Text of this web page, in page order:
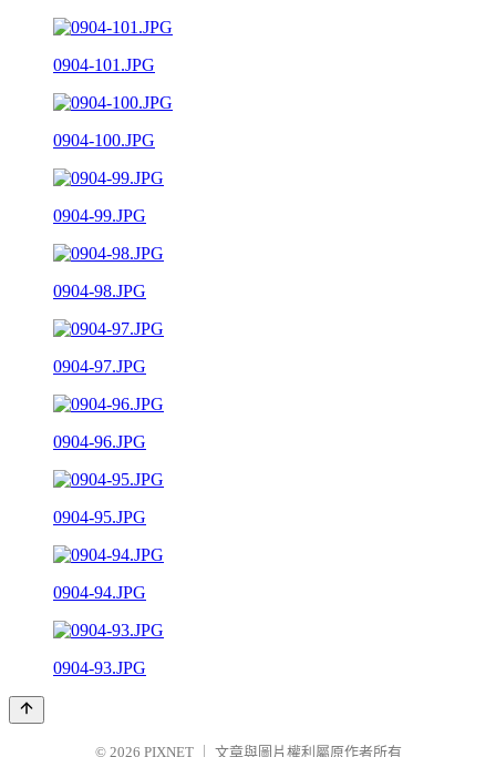
0904-101.JPG
0904-100.JPG
0904-99.JPG
0904-98.JPG
0904-97.JPG
0904-96.JPG
0904-95.JPG
0904-94.JPG
0904-93.JPG
© 2026 PIXNET 文章與圖片權利屬原作者所有